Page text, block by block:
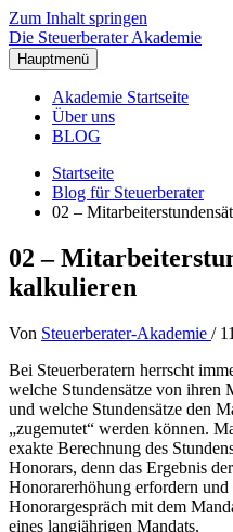
Zum Inhalt springen
Die Steuerberater Akademie
Hauptmenü
Akademie Startseite
Über uns
BLOG
Startseite
Blog für Steuerberater
02 –
02 –
kalkulieren
Von Steuerberater-Akademie /
Bei Steuerberatern herrscht
welche Stundensätze von ihren
und welche Stundensätze den
„zugemutet“ werden können.
exakte Berechnung des
Honorars, denn das Ergebnis
Honorarerhöhung erfordern
Honorargespräch mit dem
eines langjährigen Mandats.